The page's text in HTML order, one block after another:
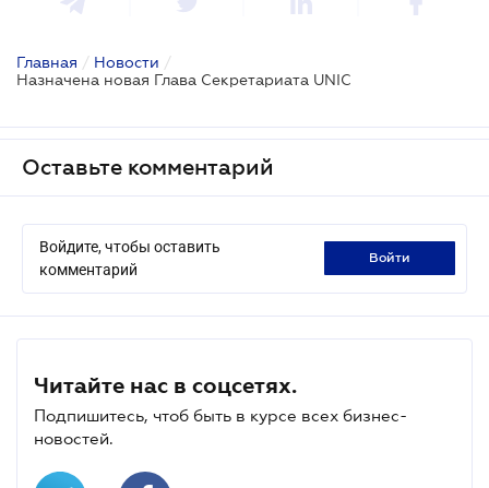
Главная / Новости /
Назначена новая Глава Секретариата UNIC
Оставьте комментарий
Войдите, чтобы оставить
комментарий
войти
Читайте нас в соцсетях.
Подпишитесь, чтоб быть в курсе всех бизнес-
новостей.